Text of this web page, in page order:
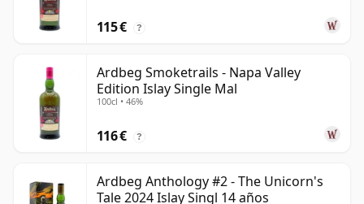
115 € ?
Ardbeg Smoketrails - Napa Valley
Edition Islay Single Mal
100cl • 46%
116 € ?
Ardbeg Anthology #2 - The Unicorn's
Tale 2024 Islay Singl 14 años